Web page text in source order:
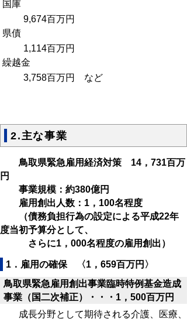
国庫
9,674百万円
県債
1,114百万円
繰越金
3,758百万円 など
2.主な事業
鳥取県緊急雇用経済対策 14，731百万
円
事業規模：約380億円
雇用創出人数：1，100名程度
（債務負担行為の設定による平成22年
度当初予算分として、
さらに1，000名程度の雇用創出）
1．雇用の確保 〈1，659百万円〉
鳥取県緊急雇用創出事業臨時特例基金造成
事業（国二次補正）・・・1，500百万円
成長分野として期待される介護、医療、